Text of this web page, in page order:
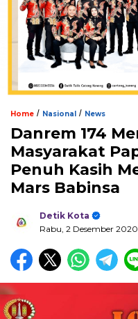
Home / Nasional / News
Danrem 174
Masyarakat
Penuh Kasih
Mars Babinsa
Detik Kota
Rabu, 2 Desember 2020